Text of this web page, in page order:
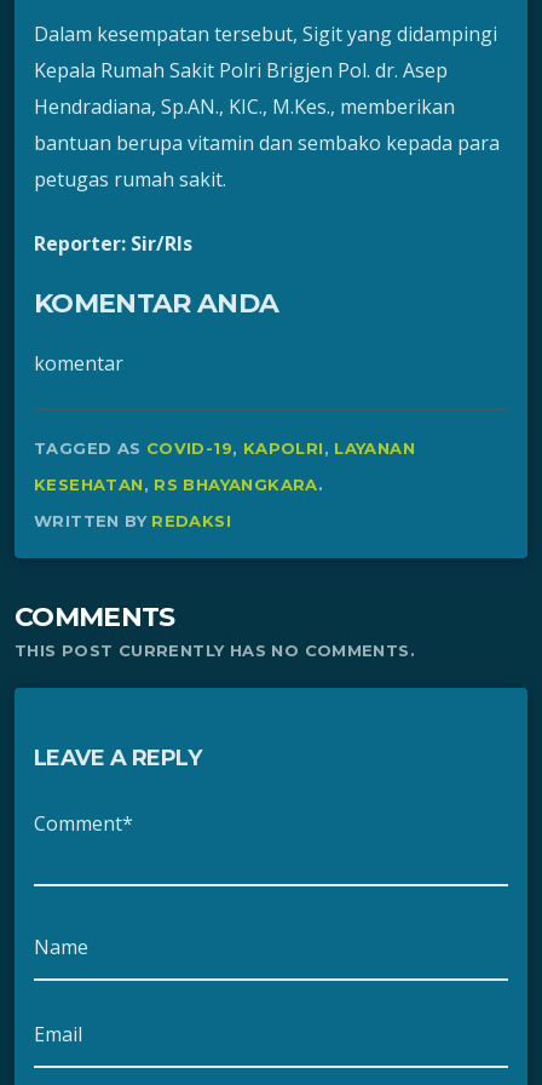
Dalam kesempatan tersebut, Sigit yang didampingi
Kepala Rumah Sakit Polri Brigjen Pol. dr. Asep
Hendradiana, Sp.AN., KIC., M.Kes., memberikan
bantuan berupa vitamin dan sembako kepada para
petugas rumah sakit.
Reporter: Sir/Rls
KOMENTAR ANDA
komentar
TAGGED AS COVID-19, KAPOLRI, LAYANAN
KESEHATAN, RS BHAYANGKARA.
WRITTEN BY REDAKSI
COMMENTS
THIS POST CURRENTLY HAS NO COMMENTS.
LEAVE A REPLY
Comment*
Name
Email